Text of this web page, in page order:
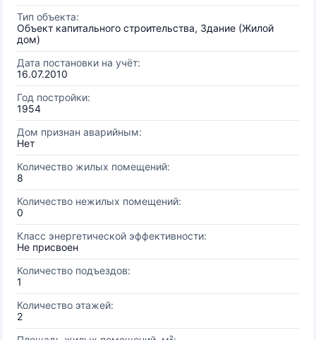
Тип объекта:
Объект капитального строительства, Здание (Жилой
дом)
Дата постановки на учёт:
16.07.2010
Год постройки:
1954
Дом признан аварийным:
Нет
Количество жилых помещений:
8
Количество нежилых помещений:
0
Класс энергетической эффективности:
Не присвоен
Количество подъездов:
1
Количество этажей:
2